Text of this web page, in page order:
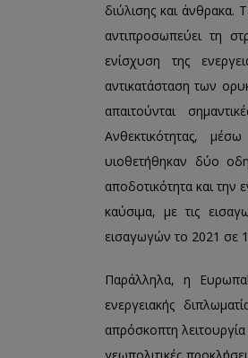
διύλισης και άνθρακα.
αντιπροσωπεύει τη
ενίσχυση της
αντικατάσταση των
απαιτούνται
Ανθεκτικότητας,
υιοθετήθηκαν δύο
αποδοτικότητα και
καύσιμα, με τις
εισαγωγών το 2021 σε
Παράλληλα, η
ενεργειακής
απρόσκοπτη